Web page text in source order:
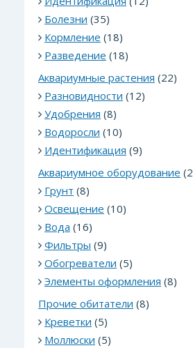
Болезни (35)
Кормление (18)
Разведение (18)
Аквариумные растения (22)
Разновидности (12)
Удобрения (8)
Водоросли (10)
Идентификация (9)
Аквариумное оборудование
Грунт (8)
Освещение (10)
Вода (16)
Фильтры (9)
Обогреватели (5)
Элементы оформления (8)
Прочие обитатели (8)
Креветки (5)
Моллюски (5)